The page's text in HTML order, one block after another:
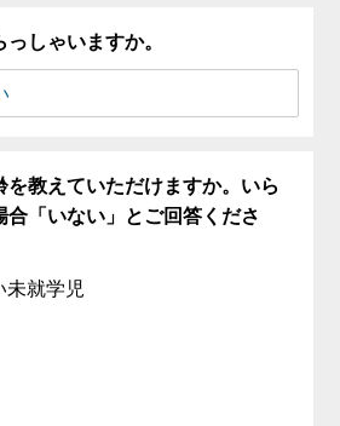
しゃいますか。
を教えていただけますか。いら
合「いない」とご回答くださ
未就学児